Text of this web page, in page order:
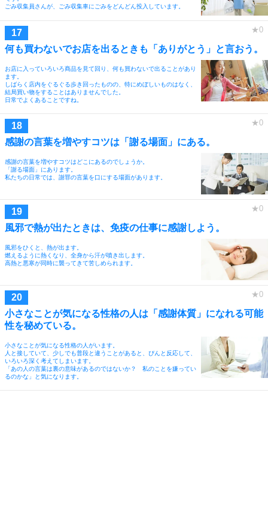
ごみ収集員さんが、ごみ収集車にごみをどんどん投入しています。
何も買わないでお店を出るときも「ありがとう」と言おう。
お店に入っていろいろ商品を見て回り、何も買わないで出ることがあり
ます。
しばらく店内をぐるぐる歩き回ったものの、特にめぼしいものはなく、
結局買い物をすることはありませんでした。
日常でよくあることですね。
感謝の言葉を増やすコツは「謝る場面」にある。
感謝の言葉を増やすコツはどこにあるのでしょうか。
「謝る場面」にあります。
私たちの日常では、謝罪の言葉を口にする場面があります。
風邪で熱が出たときは、免疫の仕事に感謝しよう。
風邪をひくと、熱が出ます。
燃えるように熱くなり、全身から汗が噴き出します。
高熱と悪寒が同時に襲ってきて苦しめられます。
小さなことが気になる性格の人は「感謝体質」になれる可能
性を秘めている。
小さなことが気になる性格の人がいます。
人と接していて、少しでも普段と違うことがあると、ぴんと反応して、
いろいろ深く考えてしまいます。
「あの人の言葉は裏の意味があるのではないか？ 私のことを嫌ってい
るのかな」と気になります。